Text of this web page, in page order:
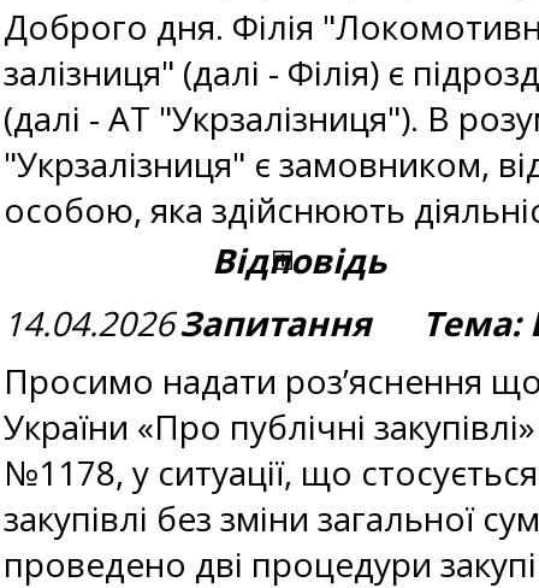
Доброго дня. Філія
залізниця" (далі - Філія) є
(далі - АТ "Укрзалізниця"). В
"Укрзалізниця" є замовником,
особою, яка здійснюють
Відповідь
14.04.2026Запитання Тема:
Просимо надати роз’яснення
України «Про публічні
№1178, у ситуації, що
закупівлі без зміни загальної
проведено дві процедури